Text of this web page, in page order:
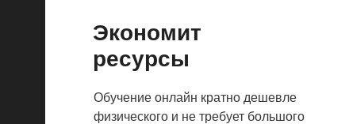
Экономит
ресурсы
Обучение онлайн кратно дешевле
физического и не требует большого